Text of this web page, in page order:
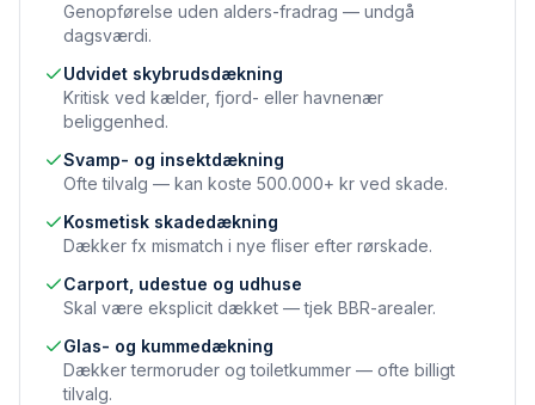
Genopførelse uden alders-fradrag — undgå
dagsværdi.
Udvidet skybrudsdækning
Kritisk ved kælder, fjord- eller havnenær
beliggenhed.
Svamp- og insektdækning
Ofte tilvalg — kan koste 500.000+ kr ved skade.
Kosmetisk skadedækning
Dækker fx mismatch i nye fliser efter rørskade.
Carport, udestue og udhuse
Skal være eksplicit dækket — tjek BBR-arealer.
Glas- og kummedækning
Dækker termoruder og toiletkummer — ofte billigt
tilvalg.